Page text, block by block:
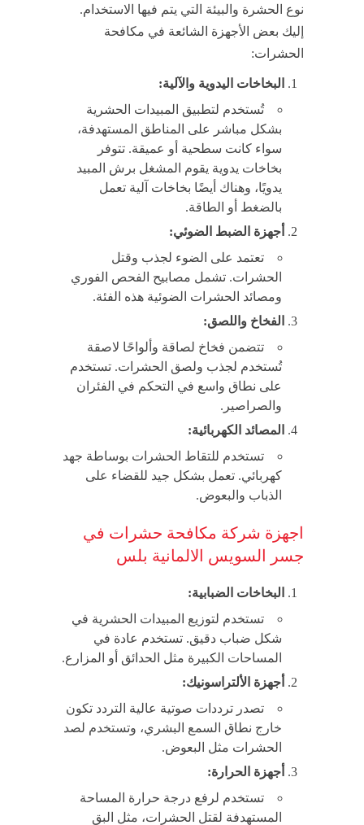
نوع الحشرة والبيئة التي يتم فيها الاستخدام.
إليك بعض الأجهزة الشائعة في مكافحة
الحشرات:
البخاخات اليدوية والآلية:
تُستخدم لتطبيق المبيدات الحشرية
بشكل مباشر على المناطق المستهدفة،
سواء كانت سطحية أو عميقة. تتوفر
بخاخات يدوية يقوم المشغل برش المبيد
يدويًا، وهناك أيضًا بخاخات آلية تعمل
بالضغط أو الطاقة.
أجهزة الضبط الضوئي:
تعتمد على الضوء لجذب وقتل
الحشرات. تشمل مصابيح الفحص الفوري
ومصائد الحشرات الضوئية هذه الفئة.
الفخاخ واللصق:
تتضمن فخاخ لصاقة وألواحًا لاصقة
تُستخدم لجذب ولصق الحشرات. تستخدم
على نطاق واسع في التحكم في الفئران
والصراصير.
المصائد الكهربائية:
تستخدم للتقاط الحشرات بوساطة جهد
كهربائي. تعمل بشكل جيد للقضاء على
الذباب والبعوض.
اجهزة شركة مكافحة حشرات في
جسر السويس الالمانية بلس
البخاخات الضبابية:
تستخدم لتوزيع المبيدات الحشرية في
شكل ضباب دقيق. تستخدم عادة في
المساحات الكبيرة مثل الحدائق أو المزارع.
أجهزة الألتراسونيك:
تصدر ترددات صوتية عالية التردد تكون
خارج نطاق السمع البشري، وتستخدم لصد
الحشرات مثل البعوض.
أجهزة الحرارة:
تستخدم لرفع درجة حرارة المساحة
المستهدفة لقتل الحشرات، مثل البق